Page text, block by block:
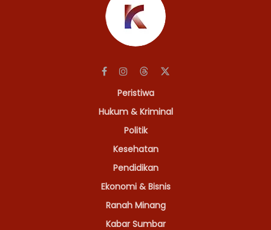
Peristiwa
Hukum & Kriminal
Politik
Kesehatan
Pendidikan
Ekonomi & Bisnis
Ranah Minang
Kabar Sumbar